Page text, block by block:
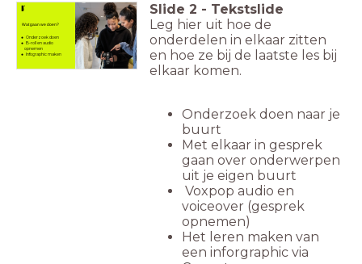
Wat gaan we doen?
Onderzoek doen
B-roll en audio
opnemen
Infographic maken
Slide 2 - Tekstslide
Leg hier uit hoe de
onderdelen in elkaar zitten
en hoe ze bij de laatste les bij
elkaar komen.
Onderzoek doen naar je
buurt
Met elkaar in gesprek
gaan over onderwerpen
uit je eigen buurt
Voxpop audio en
voiceover (gesprek
opnemen)
Het leren maken van
een inforgraphic via